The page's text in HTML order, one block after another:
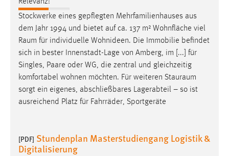
Stockwerke eines gepflegten Mehrfamilienhauses aus
dem Jahr 1994 und bietet auf ca. 137 m² Wohnfläche viel
Raum für individuelle Wohnideen. Die Immobilie befindet
sich in bester Innenstadt-Lage von Amberg, im [...] für
Singles, Paare oder WG, die zentral und gleichzeitig
komfortabel wohnen möchten. Für weiteren Stauraum
sorgt ein eigenes, abschließbares Lagerabteil – so ist
ausreichend Platz für Fahrräder, Sportgeräte
[PDF] Stundenplan Masterstudiengang Logistik &
Digitalisierung
Wird benötigt um die Chatfunktion nutzen zu können.
Cookie Laufzeit:
MibewSessionID, mibew-chat-frame-style-
5e9dbeb1811c0446 = Sitzungslaufzeit, mibew_locale = 3
Jahre, MIBEW_UserID = 1 Jahr
Login
Zweck:
Dieser Cookie ist notwendig um sich an der Website